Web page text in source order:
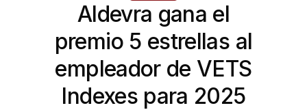
Aldevra gana el
premio 5 estrellas al
empleador de VETS
Indexes para 2025